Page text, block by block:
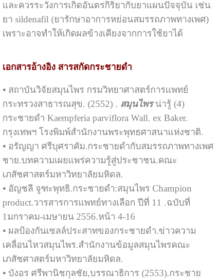
และควรระวังการเกิดอันตรกิริยากับยาแผนปัจจุบัน เช่น
ยา sildenafil (ยารักษาอาการหย่อนสมรรถภาพทางเพศ)
เพราะอาจทำให้เกิดผลข้างเคียงจากการใช้ยาได้
เอกสารอ้างอิง สารสกัดกระชายดำ
⦁ สถาบันวิจัยสมุนไพร กรมวิทยาศาสตร์การแพทย์
กระทรวงสาธารณสุข. (2552) . สมุนไพร น่ารู้ (4)
กระชายดำ Kaempferia parviflora Wall. ex Baker.
กรุงเทพฯ โรงพิมพ์สำนักงานพระพุทธศาสนาแห่งชาติ.
⦁ อรัญญา ศรีบุศราคัม.กระชายดำกับสมรรถภาพทางเพศ
ชาย.บทความเผยแพร่ความรู้สู่ประชาชน.คณะ
เภสัชศาสตร์มหาวิทยาลัยมหิดล.
⦁ อัญชลี จูฑะพุทธิ.กระชายดำ:สมุนไพร Champion
product.วารสารการแพทย์ทางเลือก ปีที่ 11 .ฉบับที่
1มกราคม-เมษายน 2556.หน้า 4-16
⦁ ผลป้องกันเซลล์ประสาทของกระชายดำ.ข่าวความ
เคลื่อนไหวสมุนไพร.สำนักงานข้อมูลสมุนไพรคณะ
เภสัชศาสตร์มหาวิทยาลัยมหิดล.
⦁ บังอร ศรีพานิชกุลชัย,บรรณาธิการ (2553).กระชาย